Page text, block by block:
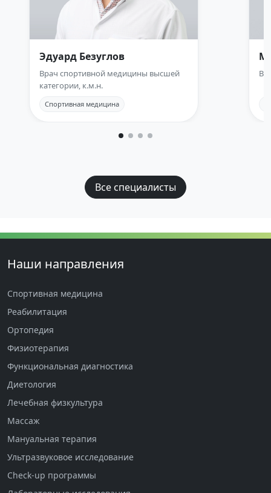
Эдуард Безуглов
Врач спортивной медицины высшей
категории, к.м.н.
Спортивная медицина
Все специалисты
Наши направления
Спортивная медицина
Реабилитация
Ортопедия
Физиотерапия
Функциональная диагностика
Диетология
Лечебная физкультура
Массаж
Мануальная терапия
Ультразвуковое исследование
Check-up программы